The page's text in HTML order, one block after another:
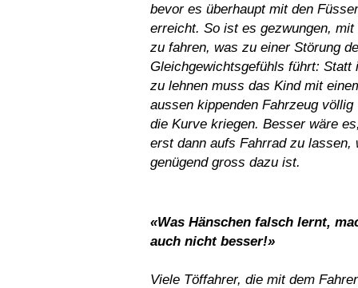
bevor es überhaupt mit den
erreicht. So ist es gezwungen, mit
zu fahren, was zu einer Störung
Gleichgewichtsgefühls führt: Statt
zu lehnen muss das Kind mit
aussen kippenden Fahrzeug
die Kurve kriegen. Besser wäre
erst dann aufs Fahrrad zu lassen,
genügend gross dazu ist.
«Was Hänschen falsch lernt,
auch nicht besser!»
Viele Töffahrer, die mit dem